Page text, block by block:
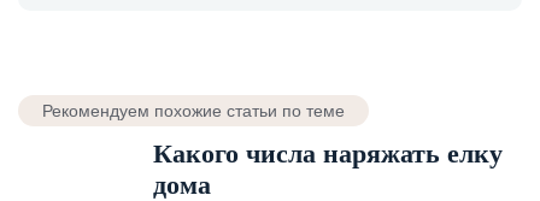
Рекомендуем похожие статьи по теме
Какого числа наряжать елку
дома